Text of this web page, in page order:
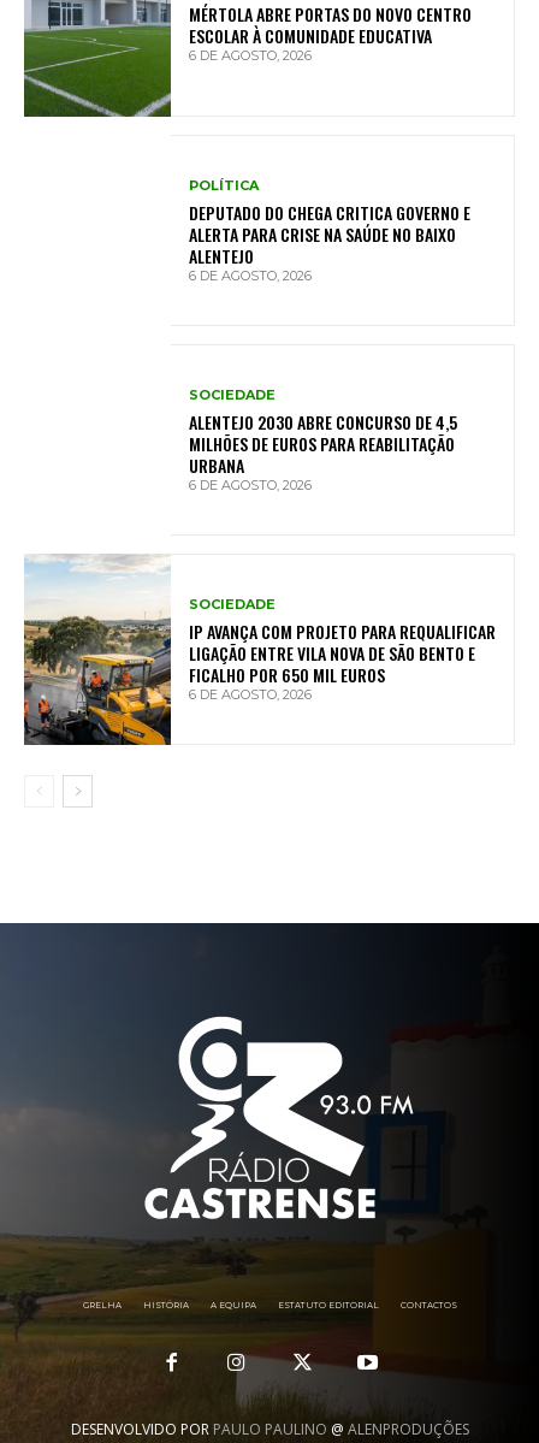
MÉRTOLA ABRE PORTAS DO NOVO CENTRO
ESCOLAR À COMUNIDADE EDUCATIVA
6 DE AGOSTO, 2026
POLÍTICA
DEPUTADO DO CHEGA CRITICA GOVERNO E
ALERTA PARA CRISE NA SAÚDE NO BAIXO
ALENTEJO
6 DE AGOSTO, 2026
SOCIEDADE
ALENTEJO 2030 ABRE CONCURSO DE 4,5
MILHÕES DE EUROS PARA REABILITAÇÃO
URBANA
6 DE AGOSTO, 2026
SOCIEDADE
IP AVANÇA COM PROJETO PARA REQUALIFICAR
LIGAÇÃO ENTRE VILA NOVA DE SÃO BENTO E
FICALHO POR 650 MIL EUROS
6 DE AGOSTO, 2026
GRELHA HISTÓRIA A EQUIPA ESTATUTO EDITORIAL CONTACTOS
DESENVOLVIDO POR PAULO PAULINO @ ALENPRODUÇÕES